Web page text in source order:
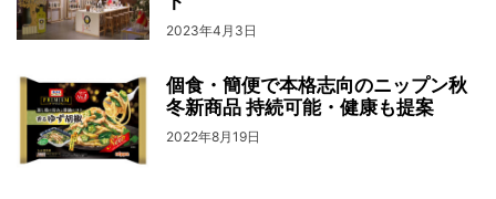
2023年4月3日
個食・簡便で本格志向のニップン秋
冬新商品 持続可能・健康も提案
2022年8月19日